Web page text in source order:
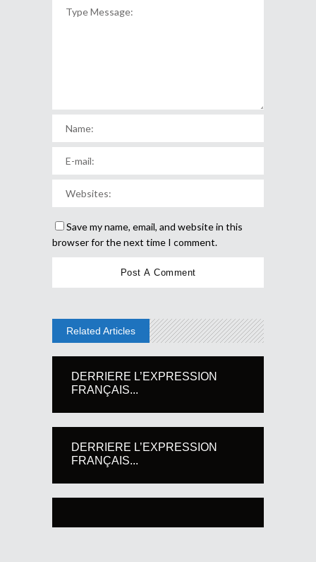
Save my name, email, and website in this
browser for the next time I comment.
Related Articles
DERRIERE L’EXPRESSION
FRANÇAIS...
DERRIERE L’EXPRESSION
FRANÇAIS...